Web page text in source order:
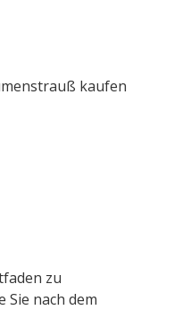
kaufen
zu
Sie nach dem